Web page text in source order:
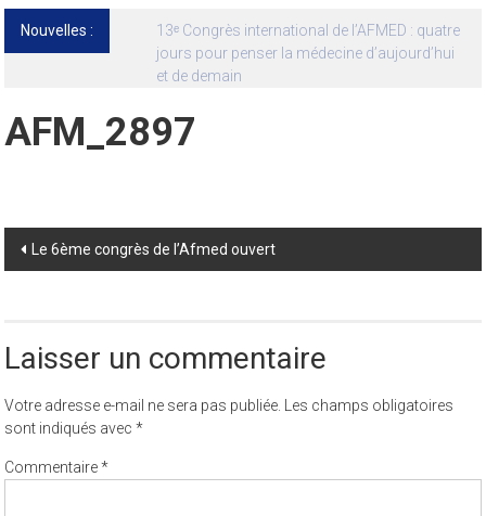
Nouvelles :
13ᵉ Congrès international de l’AFMED : quatre
jours pour penser la médecine d’aujourd’hui
et de demain
AFM_2897
Post
Le 6ème congrès de l’Afmed ouvert
Laisser un commentaire
Votre adresse e-mail ne sera pas publiée. Les champs obligatoires
sont indiqués avec*
Commentaire*